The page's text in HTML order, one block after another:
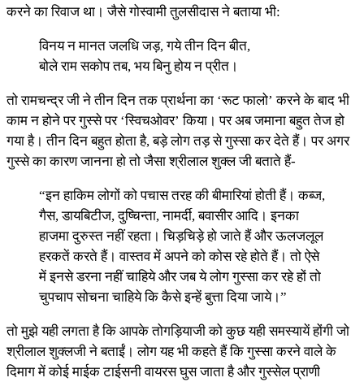
करने का रिवाज था। जैसे गोस्वामी तुलसीदास ने बताया भी:
विनय न मानत जलधि जड़, गये तीन दिन बीत,
बोले राम सकोप तब, भय बिनु होय न प्रीत।
तो रामचन्द्र जी ने तीन दिन तक प्रार्थना का ‘रूट फालो’ करने के बाद भी
काम न होने पर गुस्से पर ‘स्विचओवर’ किया। पर अब जमाना बहुत तेज हो
गया है। तीन दिन बहुत होता है, बड़े लोग तड़ से गुस्सा कर देते हैं। पर अगर
गुस्से का कारण जानना हो तो जैसा श्रीलाल शुक्ल जी बताते हैं-
“इन हाकिम लोगों को पचास तरह की बीमारियां होती हैं। कब्ज,
गैस, डायबिटीज, दुष्चिन्ता, नामर्दी, बवासीर आदि। इनका
हाजमा दुरुस्त नहीं रहता। चिड़चिड़े हो जाते हैं और ऊलजलूल
हरकतें करते हैं। वास्तव में अपने को कोस रहे होते हैं। तो ऐसे
में इनसे डरना नहीं चाहिये और जब ये लोग गुस्सा कर रहे हों तो
चुपचाप सोचना चाहिये कि कैसे इन्हें बुत्ता दिया जाये।”
तो मुझे यही लगता है कि आपके तोगड़ियाजी को कुछ यही समस्यायें होंगी जो
श्रीलाल शुक्लजी ने बताईं। लोग यह भी कहते हैं कि गुस्सा करने वाले के
दिमाग में कोई माईक टाईसनी वायरस घुस जाता है और गुस्सेल प्राणी